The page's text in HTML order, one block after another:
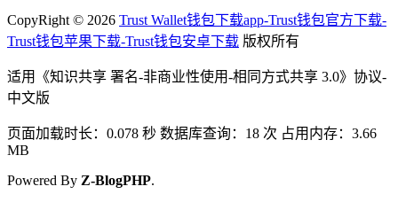
CopyRight © 2026 Trust Wallet钱包下载app-Trust钱包官方下载-
Trust钱包苹果下载-Trust钱包安卓下载 版权所有
适用《知识共享 署名-非商业性使用-相同方式共享 3.0》协议-
中文版
页面加载时长：0.078 秒 数据库查询：18 次 占用内存：3.66
MB
Powered By Z-BlogPHP.